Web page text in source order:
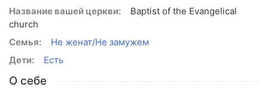
Название вашей церкви:
Baptist of the Evangelical
church
Семья:
Не женат/Не замужем
Дети:
Есть
О себе